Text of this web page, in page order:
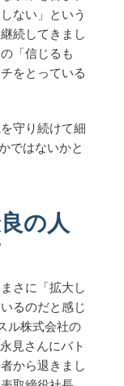
ない」という
続してきまし
「信じるも
をとっている
守り続けて細
ではないかと
の人
さに「拡大し
るのだと感じ
ル株式会社の
見さんにバト
から退きまし